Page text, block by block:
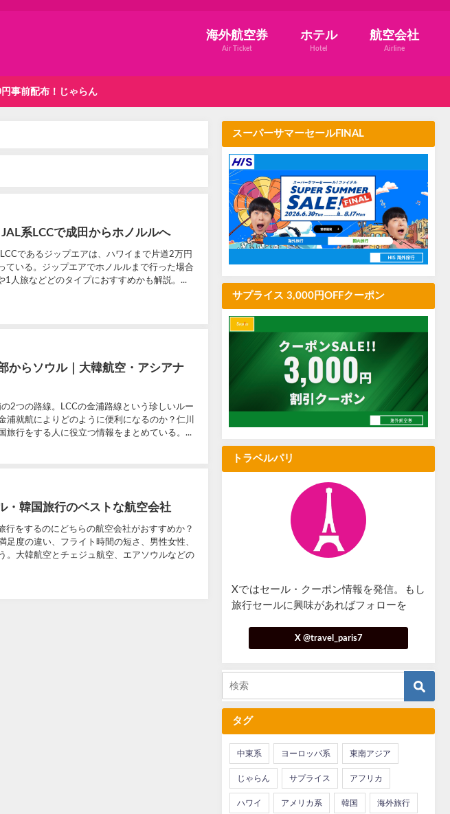
海外航空券
Air Ticket
ホテル
Hotel
航空会社
Airline
事前配布！じゃらん
系LCCで成田からホノルルへ
であるジップエアは、ハワイまで片道2万円
ている。ジップエアでホノルルまで行った場合
人旅などどのタイプにおすすめかも解説。...
からソウル｜大韓航空・アシアナ
2つの路線。LCCの金浦路線という珍しいルー
浦就航によりどのように便利になるのか？仁川
旅行をする人に役立つ情報をまとめている。...
・韓国旅行のベストな航空会社
行をするのにどちらの航空会社がおすすめか？
度の違い、フライト時間の短さ、男性女性、
。大韓航空とチェジュ航空、エアソウルなどの
スーパーサマーセールFINAL
サプライス 3,000円OFFクーポン
トラベルパリ
Xではセール・クーポン情報を発信。もし
旅行セールに興味があればフォローを
X @travel_paris7
タグ
中東系 ヨーロッパ系 東南アジア
じゃらん サプライス アフリカ
ハワイ アメリカ系 韓国 海外旅行